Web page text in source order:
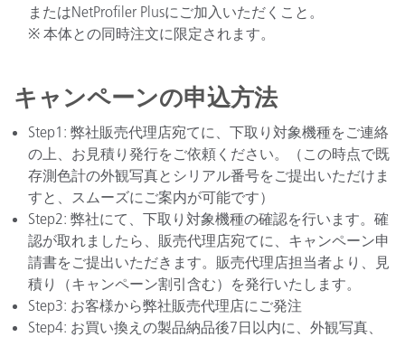
またはNetProfiler Plusにご加入いただくこと。
※ 本体との同時注文に限定されます。
キャンペーンの申込方法
Step1: 弊社販売代理店宛てに、下取り対象機種をご連絡
の上、お見積り発行をご依頼ください。（この時点で既
存測色計の外観写真とシリアル番号をご提出いただけま
すと、スムーズにご案内が可能です）
Step2: 弊社にて、下取り対象機種の確認を行います。確
認が取れましたら、販売代理店宛てに、キャンペーン申
請書をご提出いただきます。販売代理店担当者より、見
積り（キャンペーン割引含む）を発行いたします。
Step3: お客様から弊社販売代理店にご発注
Step4: お買い換えの製品納品後7日以内に、外観写真、